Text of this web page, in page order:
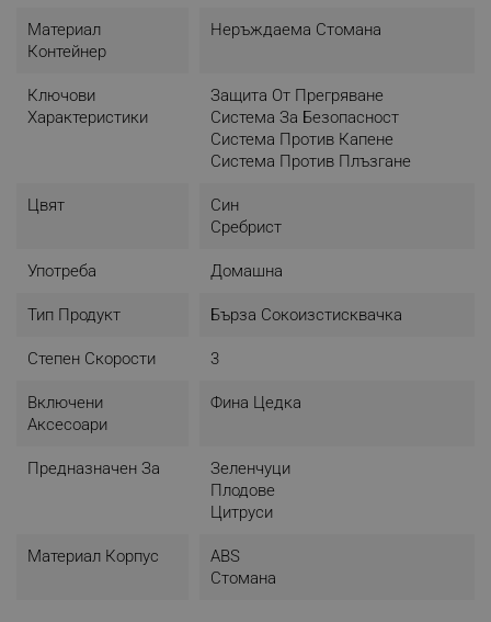
Материал
Контейнер
Неръждаема Стомана
Ключови
Характеристики
Защита От Прегряване
Система За Безопасност
Система Против Капене
Система Против Плъзгане
Цвят
Син
Сребрист
Употреба Домашна
Тип Продукт Бърза Сокоизстисквачка
Степен Скорости 3
Включени
Аксесоари
Фина Цедка
Предназначен За
Зеленчуци
Плодове
Цитруси
Материал Корпус
ABS
Стомана